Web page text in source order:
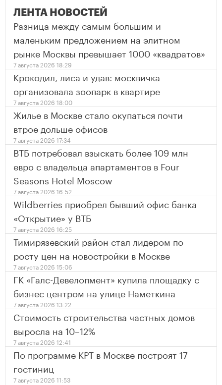
ЛЕНТА НОВОСТЕЙ
Разница между самым большим и
маленьким предложением на элитном
рынке Москвы превышает 1000 «квадратов»
7 августа 2026 18:29
Крокодил, лиса и удав: москвичка
организовала зоопарк в квартире
7 августа 2026 18:00
Жилье в Москве стало окупаться почти
втрое дольше офисов
7 августа 2026 17:34
ВТБ потребовал взыскать более 109 млн
евро с владельца апартаментов в Four
Seasons Hotel Moscow
7 августа 2026 16:52
Wildberries приобрел бывший офис банка
«Открытие» у ВТБ
7 августа 2026 16:25
Тимирязевский район стал лидером по
росту цен на новостройки в Москве
7 августа 2026 15:06
ГК «Галс-Девелопмент» купила площадку с
бизнес центром на улице Наметкина
7 августа 2026 13:22
Стоимость строительства частных домов
выросла на 10–12%
7 августа 2026 12:41
По программе КРТ в Москве построят 17
гостиниц
7 августа 2026 11:53